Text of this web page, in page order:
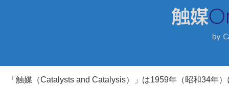
「触媒（Catalysts and Catalysis）」は1959年（昭和34年